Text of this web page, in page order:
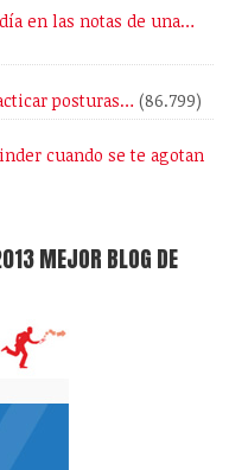
en las notas de una…
posturas… (86.799)
cuando se te agotan
MEJOR BLOG DE